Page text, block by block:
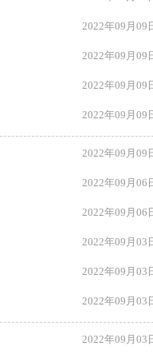
2022年09月09
2022年09月09
2022年09月09
2022年09月09
2022年09月09
2022年09月06
2022年09月06
2022年09月03
2022年09月03
2022年09月03
2022年09月03